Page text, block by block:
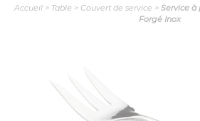
Accueil> Table > Couvert de service > Service à
Forgé Inox